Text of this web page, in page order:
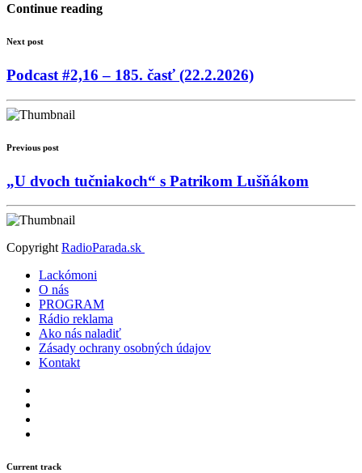
Continue reading
Next post
Podcast #2,16 – 185. časť (22.2.2026)
Previous post
„U dvoch tučniakoch“ s Patrikom Lušňákom
Copyright RadioParada.sk
Lackómoni
O nás
PROGRAM
Rádio reklama
Ako nás naladiť
Zásady ochrany osobných údajov
Kontakt
Current track